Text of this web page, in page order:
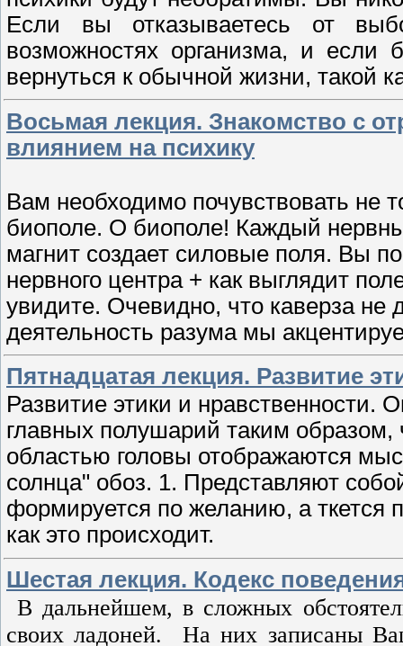
Если вы отказываетесь от
возможностях организма, и если
вернуться к обычной жизни, такой
Восьмая лекция. Знакомство с
влиянием на психику
Вам необходимо почувствовать не
биополе. О биополе! Каждый
магнит создает силовые поля. Вы
нервного центра + как выглядит
увидите. Очевидно, что каверза
деятельность разума мы
Пятнадцатая лекция. Развитие
Развитие этики и нравственности.
главных полушарий таким образом,
областью головы отображаются
солнца" обоз. 1. Представляют
формируется по желанию, а ткется
как это происходит.
Шестая лекция. Кодекс
В дальнейшем, в сложных
своих ладоней.
На них записаны